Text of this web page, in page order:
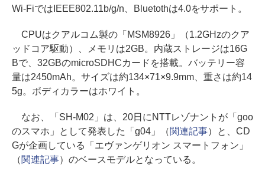
Wi-FiではIEEE802.11b/g/n、Bluetothは4.0をサポート。
CPUはクアルコム製の「MSM8926」（1.2GHzのクア
ッドコア駆動）、メモリは2GB。内蔵ストレージは16G
Bで、32GBのmicroSDHCカードを搭載。バッテリー容
量は2450mAh。サイズは約134×71×9.9mm、重さは約14
5g。ボディカラーはホワイト。
なお、「SH-M02」は、20日にNTTレゾナントが「goo
のスマホ」として発表した「g04」（関連記事）と、CD
Gが企画している「エヴァンゲリオン スマートフォン」
（関連記事）のベースモデルとなっている。